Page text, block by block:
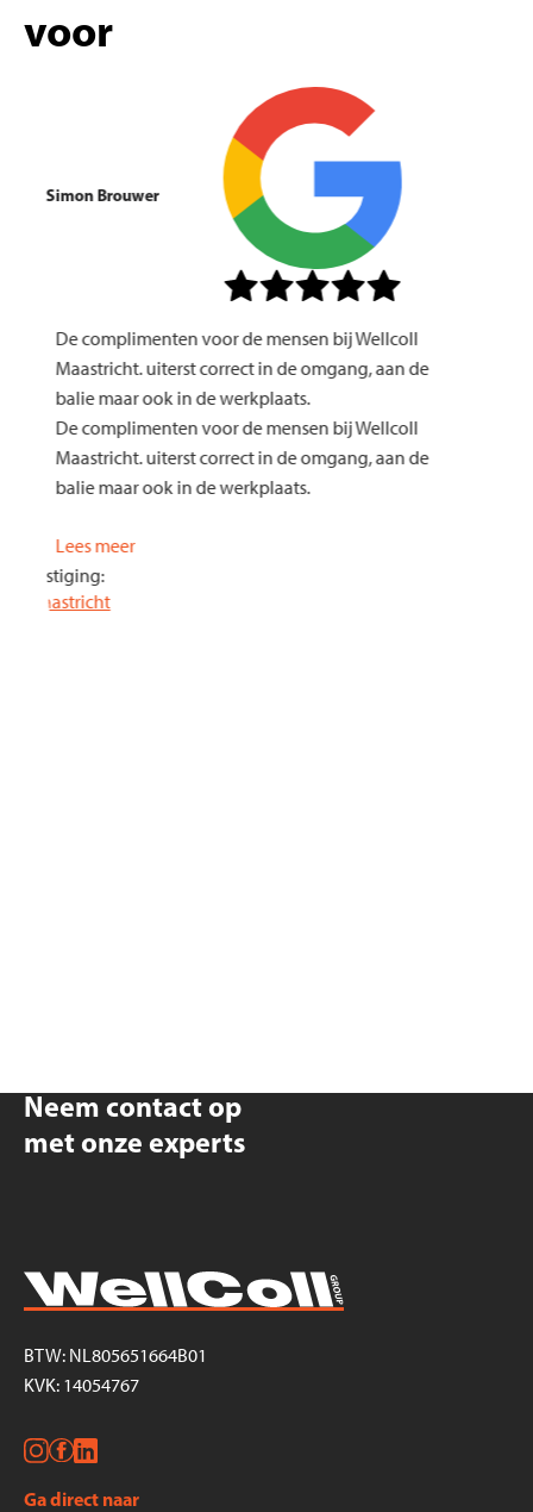
voor
Simon Brouwer
De complimenten voor de mensen bij Wellcoll
Maastricht. uiterst correct in de omgang, aan de
balie maar ook in de werkplaats.
De complimenten voor de mensen bij Wellcoll
Maastricht. uiterst correct in de omgang, aan de
balie maar ook in de werkplaats.
Lees meer
Vestiging:
Maastricht
Neem contact op
met onze experts
BTW: NL805651664B01
KVK: 14054767
Ga direct naar